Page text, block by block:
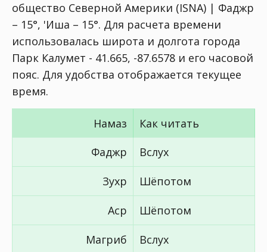
общество Северной Америки (ISNA) | Фаджр
– 15°, 'Иша – 15°. Для расчета времени
использовалась широта и долгота города
Парк Калумет - 41.665, -87.6578 и его часовой
пояс. Для удобства отображается текущее
время.
Намаз
Как читать
Фаджр
Вслух
Зухр Шёпотом
Аср Шёпотом
Магриб Вслух